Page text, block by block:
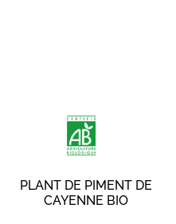
PLANT DE PIMENT DE
CAYENNE BIO